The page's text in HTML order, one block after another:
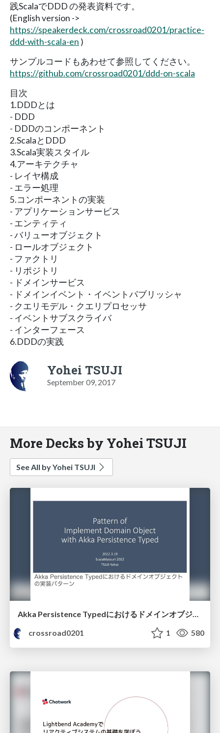
践ScalaでDDD の発表資料です。
(English version ->
https://speakerdeck.com/crossroad0201/practice-
ddd-with-scala-en )
サンプルコードもあわせて参照してください。
https://github.com/crossroad0201/ddd-on-scala
目次
1.DDDとは
- DDD
- DDDのコンポーネント
2.ScalaとDDD
3.Scala実装スタイル
4.アーキテクチャ
- レイヤ構成
- エラー処理
5.コンポーネントの実装
- アプリケーションサービス
- エンティティ
- バリューオブジェクト
- ロールオブジェクト
- ファクトリ
- リポジトリ
- ドメインサービス
- ドメインイベント・イベントパブリッシャ
- クエリモデル・クエリプロセッサ
- イベントサブスクライバ
- インターフェース
6.DDDの実践
Yohei TSUJI
September 09, 2017
More Decks by Yohei TSUJI
See All by Yohei TSUJI
Akka Persistence Typedにおけるドメインオブジェクトの実装パターン / Pattern of Implement Domain Object with Akka Persistence Typed
crossroad0201
1 580